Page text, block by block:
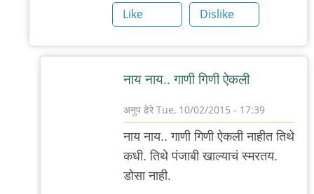
Like
Dislike
नाय नाय.. गाणी गिणी ऐकली
अनुप ढेरे Tue, 10/02/2015 - 17:39
In
reply
to
'पीसीएच'...
नाय नाय.. गाणी गिणी ऐकली नाहीत तिथे
कधी. तिथे पंजाबी खाल्याचं स्मरतय.
डोसा नाही.